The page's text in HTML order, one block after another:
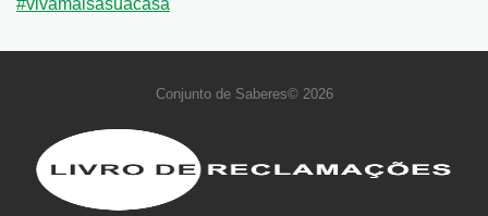
Conjunto de Saberes© 2026